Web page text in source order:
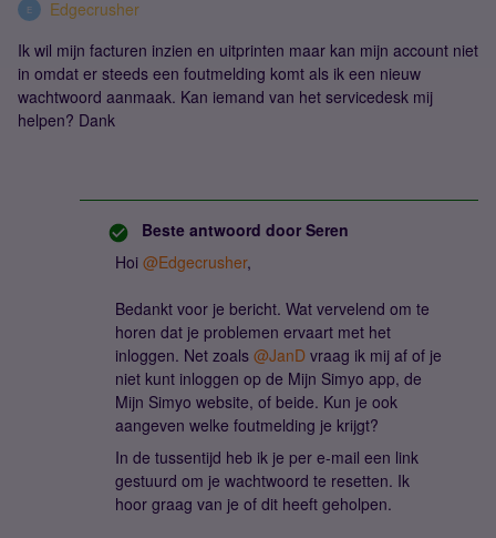
E
Edgecrusher
Ik wil mijn facturen inzien en uitprinten maar kan mijn account niet
in omdat er steeds een foutmelding komt als ik een nieuw
wachtwoord aanmaak. Kan iemand van het servicedesk mij
helpen? Dank
Beste antwoord door Seren
Hoi ​ @Edgecrusher,
Bedankt voor je bericht. Wat vervelend om te
horen dat je problemen ervaart met het
inloggen. Net zoals ​ @JanD vraag ik mij af of je
niet kunt inloggen op de Mijn Simyo app, de
Mijn Simyo website, of beide. Kun je ook
aangeven welke foutmelding je krijgt?
In de tussentijd heb ik je per e-mail een link
gestuurd om je wachtwoord te resetten. Ik
hoor graag van je of dit heeft geholpen.